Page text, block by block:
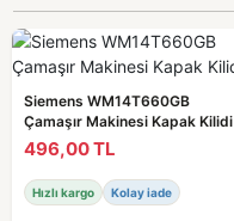
Siemens WM14T660GB
Çamaşır Makinesi Kapak Kilidi
496,00 TL
Hızlı kargo Kolay iade